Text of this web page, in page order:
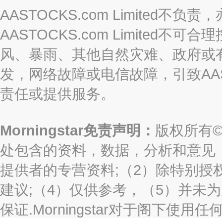
AASTOCKS.com Limited不负责
AASTOCKS.com Limited不可合
风、暴雨、其他自然灾难、政府
发，网络故障或电信故障，引致
责任或提供服务。
Morningstar免责声明： 版权所有
处包含的资料，数据，分析和意见
提供者的专营资料;（2）除特别授
建议;（4）仅供参考，（5）并未
保证.Morningstar对于阁下使用任